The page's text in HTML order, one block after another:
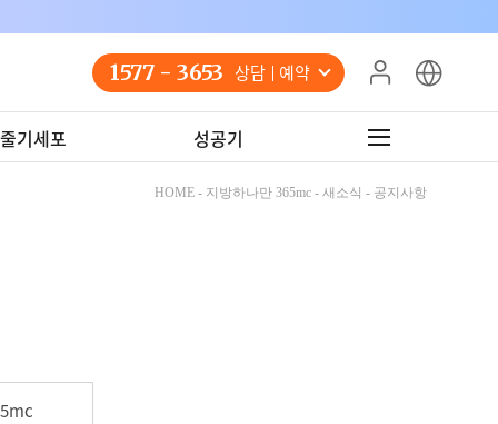
1577 - 3653 상담 예약
기세포 성공기
HOME - 지방하나만 365mc - 새소식 - 공지사항